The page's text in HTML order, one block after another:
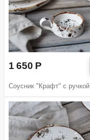
1 650 Р
Соусник "Крафт" с ручкой